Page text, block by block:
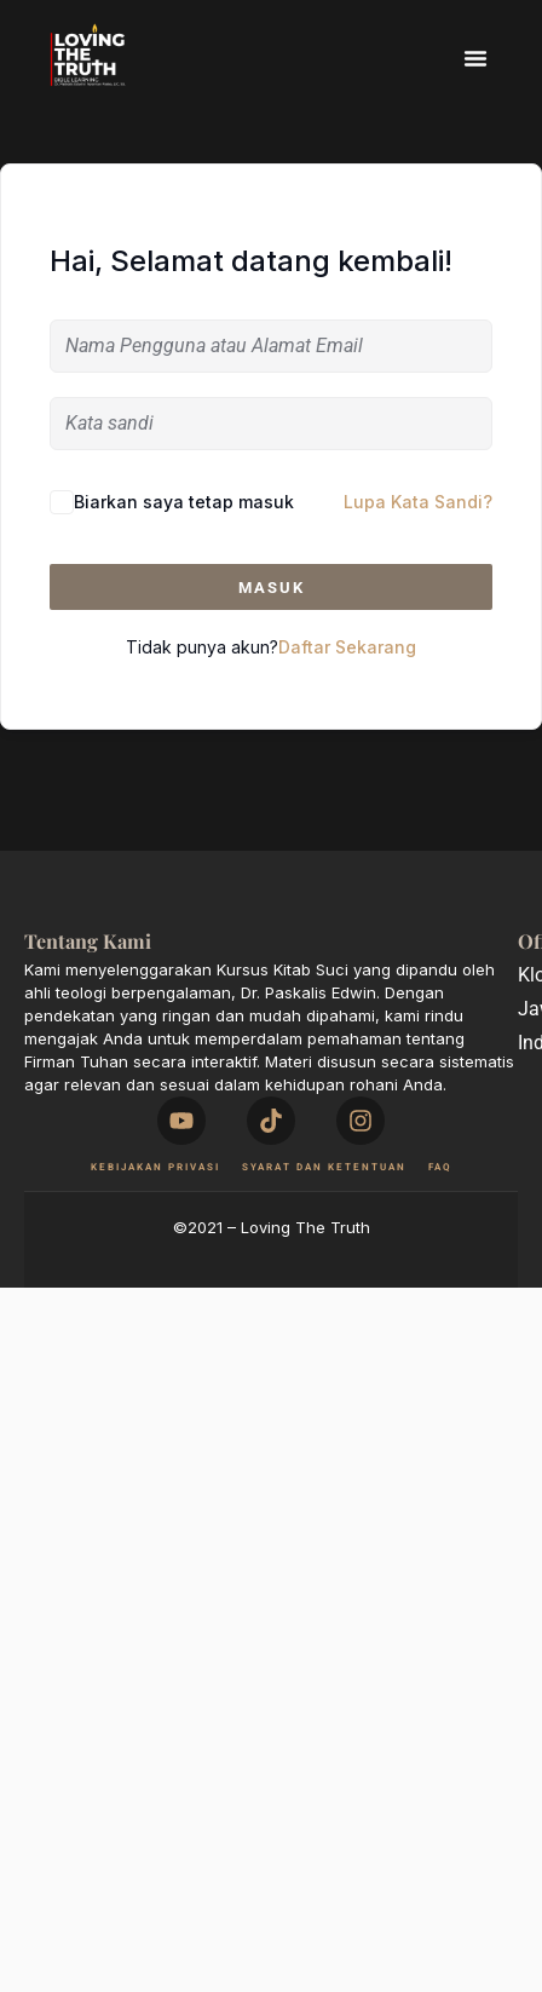
Hai, Selamat datang kembali!
Biarkan saya tetap masuk Lupa Kata Sandi?
MASUK
Tidak punya akun?Daftar Sekarang
Tentang Kami
Kami menyelenggarakan Kursus Kitab Suci yang dipandu oleh
ahli teologi berpengalaman, Dr. Paskalis Edwin. Dengan
pendekatan yang ringan dan mudah dipahami, kami rindu
mengajak Anda untuk memperdalam pemahaman tentang
Firman Tuhan secara interaktif. Materi disusun secara sistematis
agar relevan dan sesuai dalam kehidupan rohani Anda.
KEBIJAKAN PRIVASI SYARAT DAN KETENTUAN FAQ
©2021 – Loving The Truth